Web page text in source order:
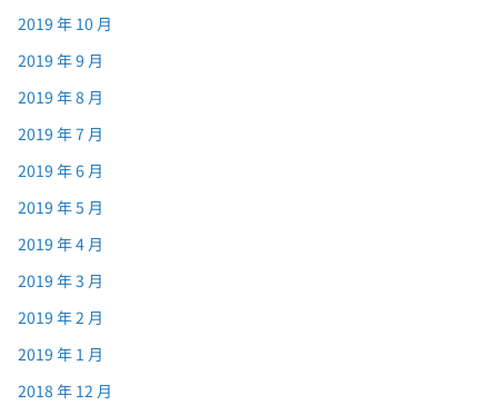
2019 年 10 月
2019 年 9 月
2019 年 8 月
2019 年 7 月
2019 年 6 月
2019 年 5 月
2019 年 4 月
2019 年 3 月
2019 年 2 月
2019 年 1 月
2018 年 12 月